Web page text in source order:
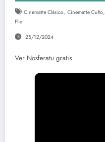
Cinematte Clásico, Cinematte Culto,
Flix
25/12/2024
Ver Nosferatu gratis